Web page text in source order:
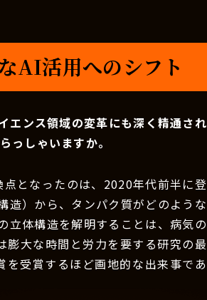
AI活用へのシフト
エンス領域の変革にも深く精通され
っしゃいますか。
となったのは、2020年代前半に登
造）から、タンパク質がどのような
立体構造を解明することは、病気の
大な時間と労力を要する研究の最
受賞するほど画地的な出来事であ